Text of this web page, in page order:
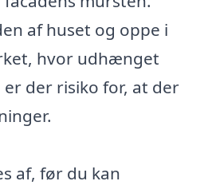
af huset og oppe i
hvor udhænget
der risiko for, at der
af, før du kan